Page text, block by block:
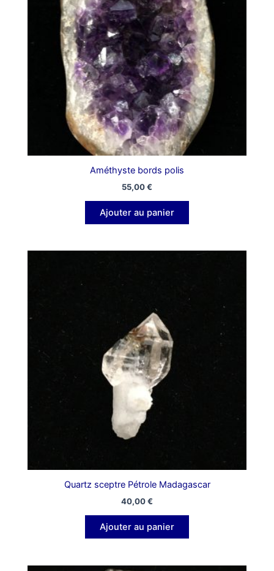
Améthyste bords polis
55,00€
Ajouter au panier
Quartz sceptre Pétrole Madagascar
40,00€
Ajouter au panier